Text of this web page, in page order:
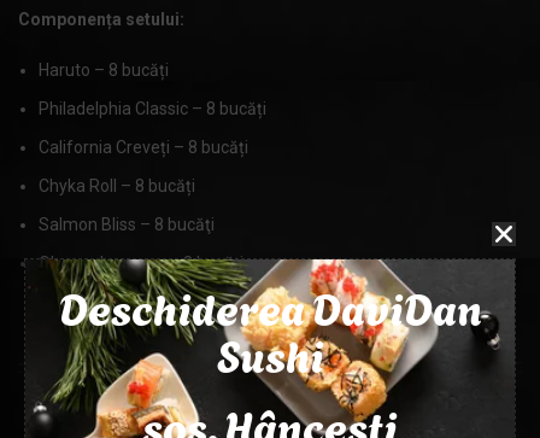
Componența setului:
Haruto – 8 bucăți
Philadelphia Classic – 8 bucăți
California Creveți – 8 bucăți
Chyka Roll – 8 bucăți
Salmon Bliss – 8 bucăţi
Oh my cheeseus – 8 bucăţi
BUCĂȚI 48 buc
MASA
Deschiderea DaviDan
Sushi
șos. Hâncești